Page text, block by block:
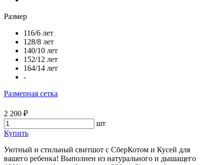
Размер
116/6 лет
128/8 лет
140/10 лет
152/12 лет
164/14 лет
-
Размерная сетка
2 200 ₽
шт
Купить
Уютный и стильный свитшот с СберКотом и Кусей для
вашего ребенка! Выполнен из натурального и дышащего